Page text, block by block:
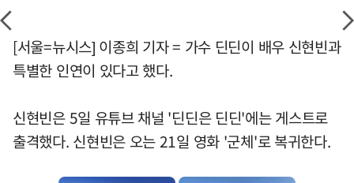
[서울=뉴시스] 이종희 기자 = 가수 딘딘이 배우 신현빈과
특별한 인연이 있다고 했다.
신현빈은 5일 유튜브 채널 '딘딘은 딘딘'에는 게스트로
출격했다. 신현빈은 오는 21일 영화 '군체'로 복귀한다.